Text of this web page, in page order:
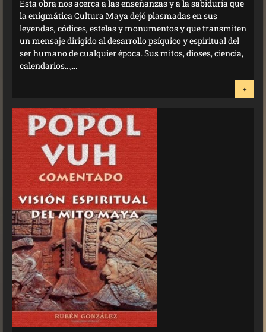
Esta obra nos acerca a las enseñanzas y a la sabiduría que
la enigmática Cultura Maya dejó plasmadas en sus
leyendas, códices, estelas y monumentos y que transmiten
un mensaje dirigido al desarrollo psíquico y espiritual del
ser humano de cualquier época. Sus mitos, dioses, ciencia,
calendarios...,...
+